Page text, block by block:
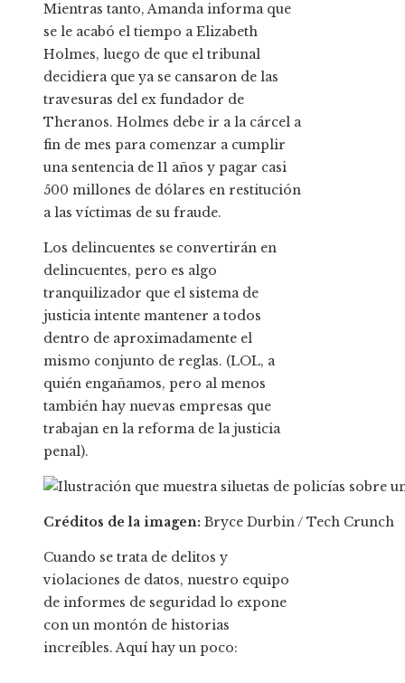
Mientras tanto, Amanda informa que
se le acabó el tiempo a Elizabeth
Holmes, luego de que el tribunal
decidiera que ya se cansaron de las
travesuras del ex fundador de
Theranos. Holmes debe ir a la cárcel a
fin de mes para comenzar a cumplir
una sentencia de 11 años y pagar casi
500 millones de dólares en restitución
a las víctimas de su fraude.
Los delincuentes se convertirán en
delincuentes, pero es algo
tranquilizador que el sistema de
justicia intente mantener a todos
dentro de aproximadamente el
mismo conjunto de reglas. (LOL, a
quién engañamos, pero al menos
también hay nuevas empresas que
trabajan en la reforma de la justicia
penal).
Créditos de la imagen: Bryce Durbin / Tech Crunch
Cuando se trata de delitos y
violaciones de datos, nuestro equipo
de informes de seguridad lo expone
con un montón de historias
increíbles. Aquí hay un poco: